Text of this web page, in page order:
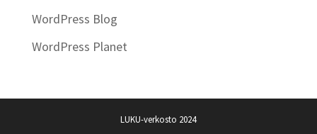
WordPress Blog
WordPress Planet
LUKU-verkosto 2024